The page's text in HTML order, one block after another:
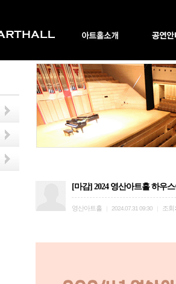
[마감] 2024 영산아트홀 하우
영산아트홀 2024.07.31 09:30 조회